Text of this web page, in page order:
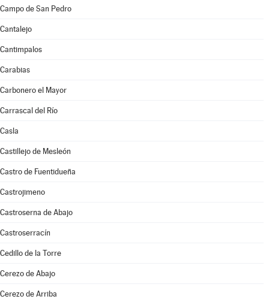
Campo de San Pedro
Cantalejo
Cantimpalos
Carabias
Carbonero el Mayor
Carrascal del Río
Casla
Castillejo de Mesleón
Castro de Fuentidueña
Castrojimeno
Castroserna de Abajo
Castroserracín
Cedillo de la Torre
Cerezo de Abajo
Cerezo de Arriba